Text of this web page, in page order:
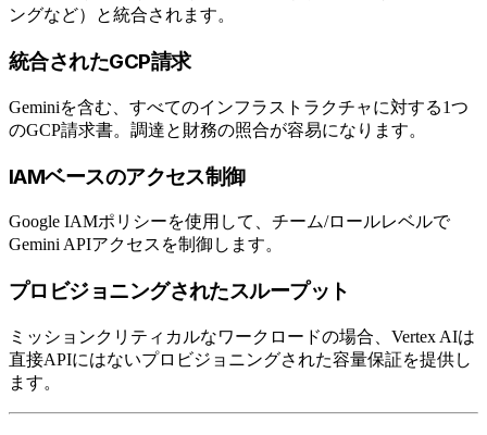
ングなど）と統合されます。
統合されたGCP請求
Geminiを含む、すべてのインフラストラクチャに対する1つ
のGCP請求書。調達と財務の照合が容易になります。
IAMベースのアクセス制御
Google IAMポリシーを使用して、チーム/ロールレベルで
Gemini APIアクセスを制御します。
プロビジョニングされたスループット
ミッションクリティカルなワークロードの場合、Vertex AIは
直接APIにはないプロビジョニングされた容量保証を提供し
ます。